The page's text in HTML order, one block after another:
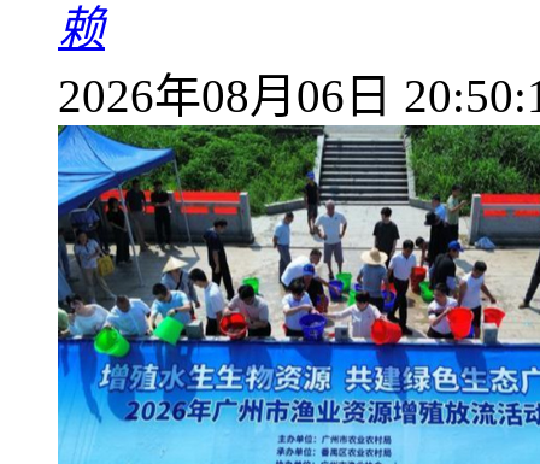
赖
2026年08月06日